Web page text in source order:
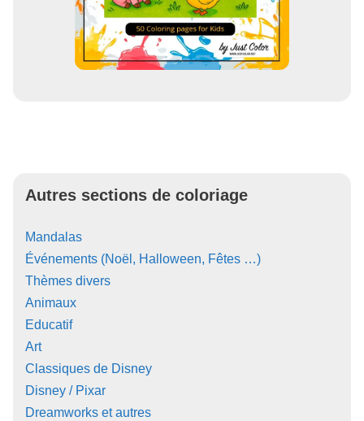
Autres sections de coloriage
Mandalas
Événements (Noël, Halloween, Fêtes …)
Thèmes divers
Animaux
Educatif
Art
Classiques de Disney
Disney / Pixar
Dreamworks et autres